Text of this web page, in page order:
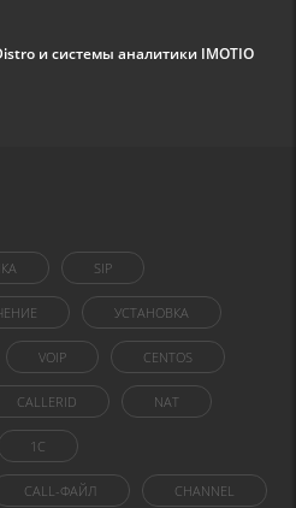
и системы аналитики IMOTIO
SIP
УСТАНОВКА
VOIP CENTOS
CALLERID NAT
1C
CALL-ФАЙЛ CHANNEL